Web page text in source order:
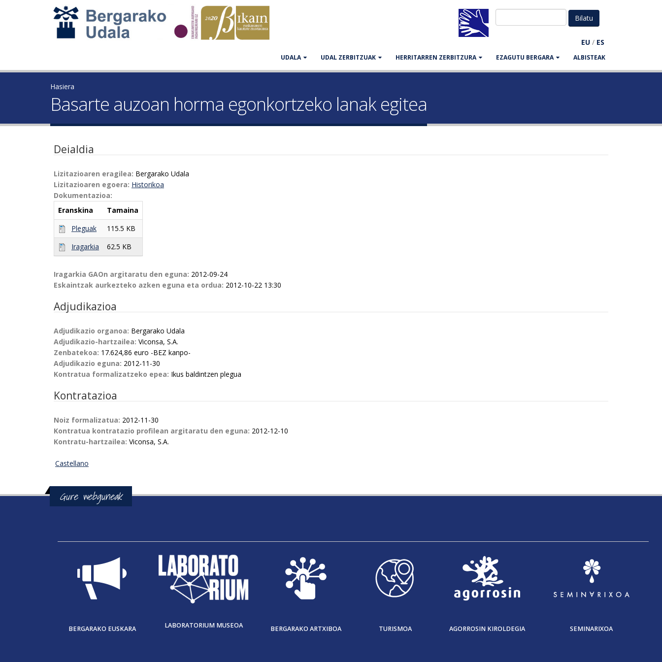
EU / ES
UDALA UDAL ZERBITZUAK HERRITARREN ZERBITZURA EZAGUTU BERGARA ALBISTEAK
Hasiera
Basarte auzoan horma egonkortzeko lanak egitea
Deialdia
Lizitazioaren eragilea: Bergarako Udala
Lizitazioaren egoera: Historikoa
Dokumentazioa:
Eranskina
Tamaina
Pleguak
115.5 KB
Iragarkia
62.5 KB
Iragarkia GAOn argitaratu den eguna: 2012-09-24
Eskaintzak aurkezteko azken eguna eta ordua: 2012-10-22 13:30
Adjudikazioa
Adjudikazio organoa: Bergarako Udala
Adjudikazio-hartzailea: Viconsa, S.A.
Zenbatekoa: 17.624,86 euro -BEZ kanpo-
Adjudikazio eguna: 2012-11-30
Kontratua formalizatzeko epea: Ikus baldintzen plegua
Kontratazioa
Noiz formalizatua: 2012-11-30
Kontratua kontratazio profilean argitaratu den eguna: 2012-12-10
Kontratu-hartzailea: Viconsa, S.A.
Castellano
Gure webguneak
BERGARAKO EUSKARA LABORATORIUM MUSEOA BERGARAKO ARTXIBOA TURISMOA AGORROSIN KIROLDEGIA SEMINARIXOA